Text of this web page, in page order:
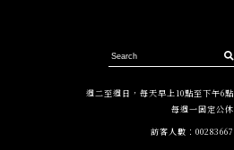
週二至週日，每天早上10點至下午6點
每週一固定公休
訪客人數： 00283667